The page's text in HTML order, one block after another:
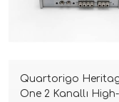
Quartorigo
One 2 Kanallı High-